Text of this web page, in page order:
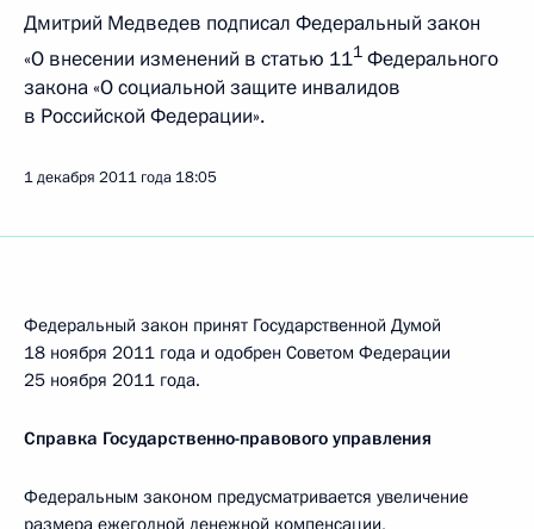
Дмитрий Медведев подписал Федеральный закон
«О внесении изменений в статью 111 Федерального
закона «О социальной защите инвалидов
в Российской Федерации».
1 декабря 2011 года 18:05
Федеральный закон принят Государственной Думой
18 ноября 2011 года и одобрен Советом Федерации
25 ноября 2011 года.
Справка Государственно-правового управления
Федеральным законом предусматривается увеличение
размера ежегодной денежной компенсации,